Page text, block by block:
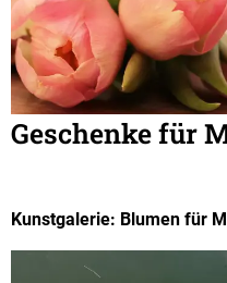
Geschenke für
Kunstgalerie: Blumen für